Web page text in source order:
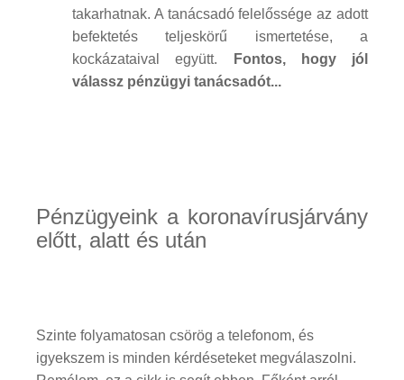
takarhatnak. A tanácsadó felelőssége az adott
befektetés teljeskörű ismertetése, a
kockázataival együtt.
Fontos, hogy jól
válassz pénzügyi tanácsadót...
Pénzügyeink a koronavírusjárvány
előtt, alatt és után
Szinte folyamatosan csörög a telefonom, és
igyekszem is minden kérdéseteket megválaszolni.